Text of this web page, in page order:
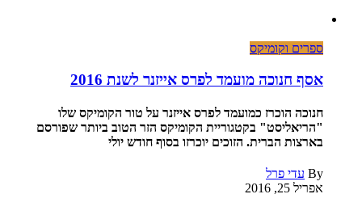
ספרים וקומיקס
אסף חנוכה מועמד לפרס אייזנר לשנת 2016
חנוכה הוכרז כמועמד לפרס אייזנר על טור הקומיקס שלו
"הריאליסט" בקטגוריית הקומיקס הזר הטוב ביותר שפורסם
בארצות הברית. הזוכים יוכרזו בסוף חודש יולי
By עדי פרל
אפריל 25, 2016